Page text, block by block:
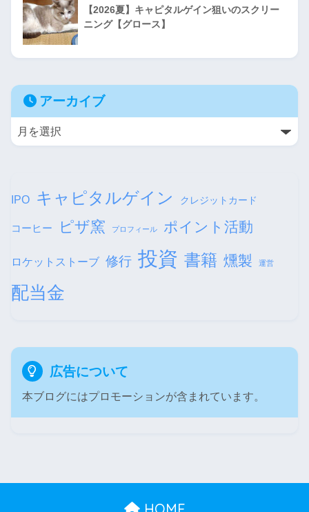
【2026夏】キャピタルゲイン狙いのスクリー
ニング【グロース】
アーカイブ
IPO キャピタルゲイン クレジットカード
コーヒー ピザ窯 プロフィール ポイント活動
ロケットストーブ 修行 投資 書籍 燻製 運営
配当金
広告について
本ブログにはプロモーションが含まれています。